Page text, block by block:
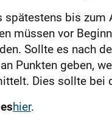
spätes­tens bis
müssen vor
Sollte es nach
Punkten geben,
Dies sollte bei
hier.